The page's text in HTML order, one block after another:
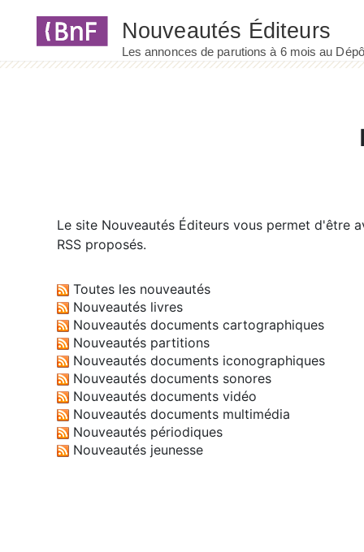
Le site Nouveautés Éditeurs vous permet d'être
RSS proposés.
Toutes les nouveautés
Nouveautés livres
Nouveautés documents cartographiques
Nouveautés partitions
Nouveautés documents iconographiques
Nouveautés documents sonores
Nouveautés documents vidéo
Nouveautés documents multimédia
Nouveautés périodiques
Nouveautés jeunesse